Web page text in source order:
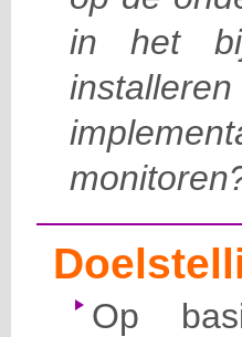
in het
Op